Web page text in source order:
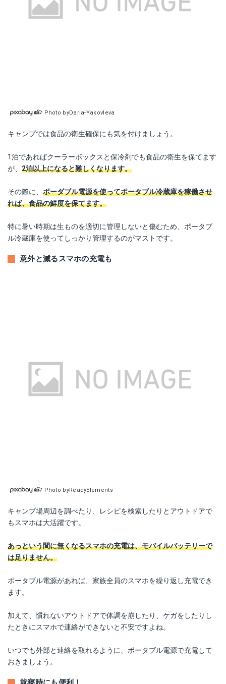
Photo byDaria-Yakovleva
キャンプでは食品の衛生確保にも気を付けましょう。
1泊であればクーラーボックスと保冷剤でも食品の衛生を保てます
が、 2泊以上になると難しくなります。
その際に、 ポーダブル電源を使ってポータブル冷蔵庫を稼働させ
れば、食品の鮮度を保てます。
特に暑い時期は生ものを適切に管理しないと傷むため、ポータブ
ル冷蔵庫を使ってしっかり管理するのがマストです。
意外と減るスマホの充電も
Photo byReadyElements
キャンプ場周辺を調べたり、レシピを検索したりとアウトドアで
もスマホは大活躍です。
あっという間に無くなるスマホの充電は、モバイルバッテリーで
は足りません。
ポータブル電源があれば、家族全員のスマホを繰り返し充電でき
ます。
加えて、慣れないアウトドアで体調を崩したり、ケガをしたりし
たときにスマホで連絡ができないと不安ですよね。
いつでも外部と連絡を取れるように、ポータブル電源で充電して
おきましょう。